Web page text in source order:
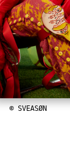
© SVEASØN